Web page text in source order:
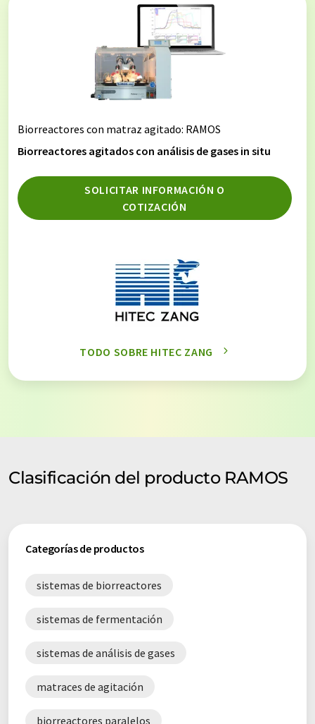
Biorreactores con matraz agitado: RAMOS
Biorreactores agitados con análisis de gases in situ
SOLICITAR INFORMACIÓN O
COTIZACIÓN
TODO SOBRE HITEC ZANG
Clasificación del producto RAMOS
Categorías de productos
sistemas de biorreactores
sistemas de fermentación
sistemas de análisis de gases
matraces de agitación
biorreactores paralelos